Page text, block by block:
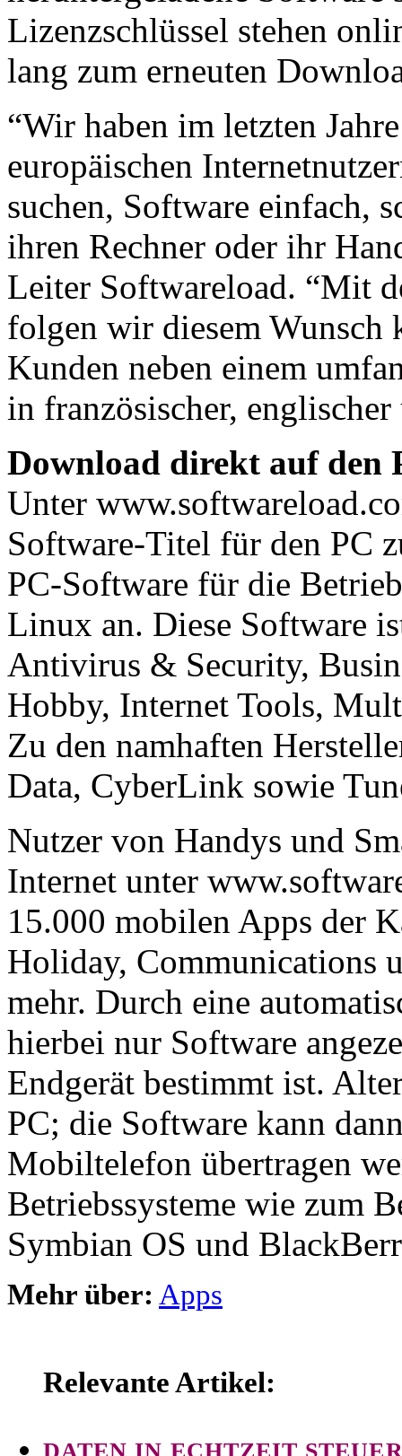
Lizenzschlüssel stehen
lang zum erneuten
“Wir haben im letzten
europäischen
suchen, Software einfach,
ihren Rechner oder ihr
Leiter Softwareload. “Mit
folgen wir diesem Wunsch
Kunden neben einem
in französischer,
Download direkt auf den
Unter
Software-Titel für den PC
PC-Software für die
Linux an. Diese Software
Antivirus & Security,
Hobby, Internet Tools,
Zu den namhaften
Data, CyberLink sowie
Nutzer von Handys und
Internet unter
15.000 mobilen Apps der
Holiday, Communications
mehr. Durch eine
hierbei nur Software
Endgerät bestimmt ist.
PC; die Software kann
Mobiltelefon übertragen
Betriebssysteme wie zum
Symbian OS und
Mehr über: Apps
Relevante Artikel: